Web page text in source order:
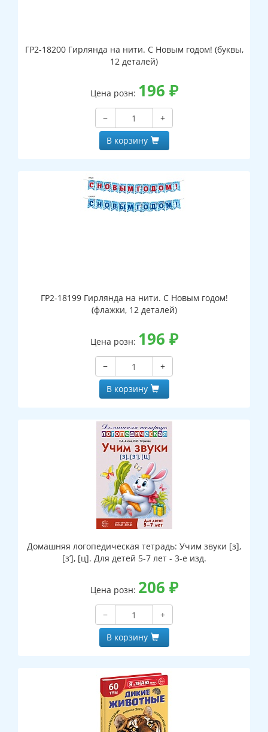
ГР2-18200 Гирлянда на нити. С Новым годом! (буквы,
12 деталей)
Цена розн: 196 ₽
−
+
В корзину
ГР2-18199 Гирлянда на нити. С Новым годом!
(флажки, 12 деталей)
Цена розн: 196 ₽
−
+
В корзину
Домашняя логопедическая тетрадь: Учим звуки [з],
[з’], [ц]. Для детей 5-7 лет - 3-е изд.
Цена розн: 206 ₽
−
+
В корзину